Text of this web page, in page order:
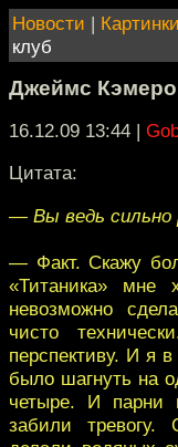
Новости | Картинки
клуб
Джеймс
16.12.09 13:44 |
Цитата:
— Вы ведь сильно
— Факт. Скажу
«Титаника» мне
невозможно
чисто
перспективу. И я
было шагнуть на
четыре. И парни
забили